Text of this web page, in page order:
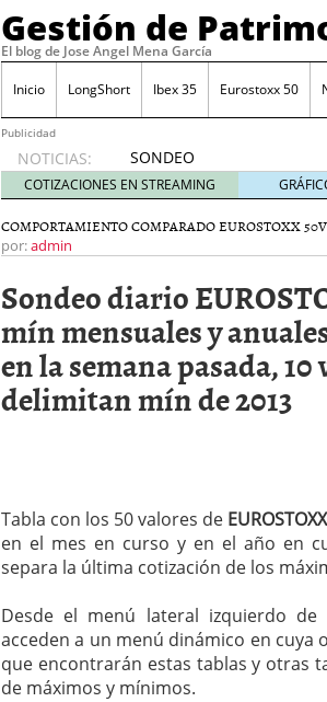
Gestión de
El blog de Jose Angel Mena García
Inicio LongShort Ibex 35 Eurostoxx 50
Publicidad
NOTICIAS:
SONDEO
IBEX35.
ACCESO
A LA
TODOS
LOS
VALORES
IBEX35
mayo 29,
mayo 28, 2013
Catalejo sobre IBEX35.
y a?n tienen recorrido
CATALEJO SOBRE IBEX35.
rebote interesante
COTIZACIONES EN STREAMING
COMPORTAMIENTO COMPARADO EUROSTOXX 50
por:admin
Sondeo diario
mín mensuales y
en la semana pasada,
delimitan mín de 2013
Tabla con los 50 valores de
en el mes en curso y en el año en
separa la última cotización de los
Desde el menú lateral izquierdo
acceden a un menú dinámico en cuya
que encontrarán estas tablas y otras
de máximos y mínimos.